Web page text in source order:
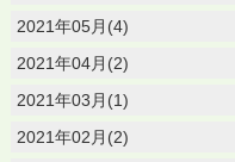
2021年05月(4)
2021年04月(2)
2021年03月(1)
2021年02月(2)